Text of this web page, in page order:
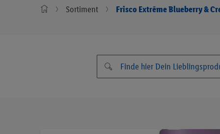
Sortiment Frisco Extrême Blueberry &